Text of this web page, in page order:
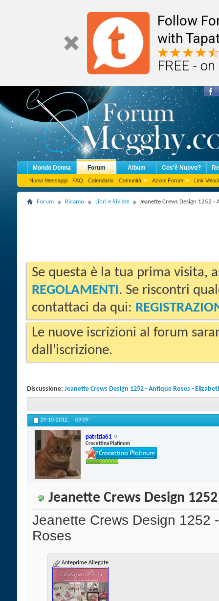
Follow
with
FREE -
Mondo Donna Forum
Nuovi Messaggi FAQ Calendario Comunità Azioni Forum Link Veloci
Album Cos'è Nuovo?
Forum Ricamo Libri e Riviste Jeanette Crews Design 1252 -
Se questa è la tua prima visita,
REGOLAMENTI. Se riscontri
contattaci da qui:
Le nuove iscrizioni al forum
dall'iscrizione.
Discussione: Jeanette Crews Design 1252 - Antique Roses -
29-10-2012, 09:09
patrizia61
Crocettina Platinum
Jeanette Crews Design
Jeanette Crews Design 1252
Roses
Anteprime Allegate